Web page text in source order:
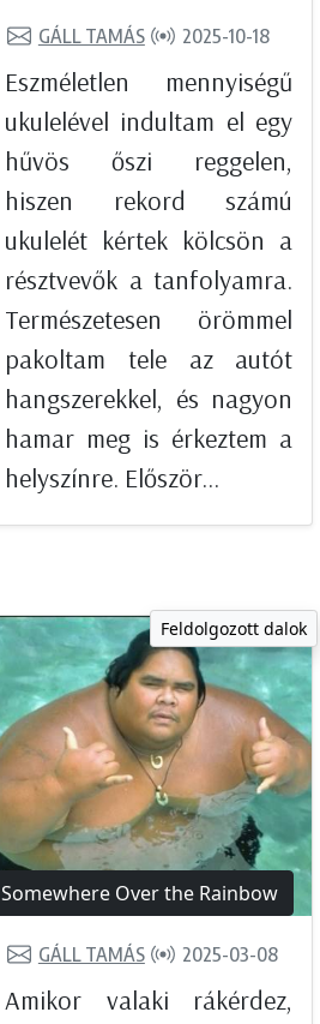
GÁLL TAMÁS 2025-10-18
Eszméletlen mennyiségű
ukulelével indultam el egy
hűvös őszi reggelen,
hiszen rekord számú
ukulelét kértek kölcsön a
résztvevők a tanfolyamra.
Természetesen örömmel
pakoltam tele az autót
hangszerekkel, és nagyon
hamar meg is érkeztem a
helyszínre. Először...
Feldolgozott dalok
Somewhere Over the Rainbow
GÁLL TAMÁS 2025-03-08
Amikor valaki rákérdez,